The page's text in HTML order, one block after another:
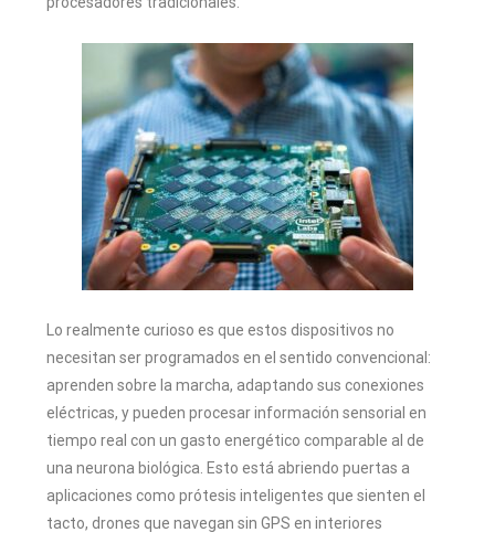
Lo realmente curioso es que estos dispositivos no
necesitan ser programados en el sentido convencional:
aprenden sobre la marcha, adaptando sus conexiones
eléctricas, y pueden procesar información sensorial en
tiempo real con un gasto energético comparable al de
una neurona biológica. Esto está abriendo puertas a
aplicaciones como prótesis inteligentes que sienten el
tacto, drones que navegan sin GPS en interiores